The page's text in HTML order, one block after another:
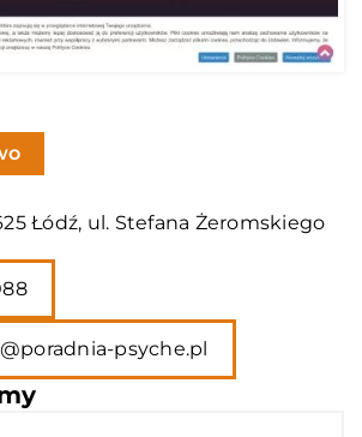
Łódź, ul. Stefana Żeromskiego
psyche.pl